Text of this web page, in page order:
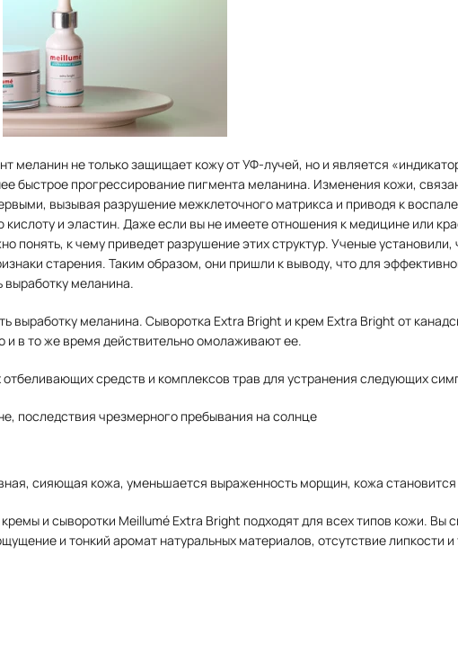
меланин не только защищает кожу от УФ-лучей, но и является
быстрое прогрессирование пигмента меланина. Изменения кожи,
вызывая разрушение межклеточного матрикса и приводя к
и эластин. Даже если вы не имеете отношения к медицине или
к чему приведет разрушение этих структур. Ученые установили,
старения. Таким образом, они пришли к выводу, что для
меланина.
выработку меланина. Сыворотка Extra Bright и крем Extra Bright от
и в то же время действительно омолаживают ее.
средств и комплексов трав для устранения следующих
последствия чрезмерного пребывания на солнце
сияющая кожа, уменьшается выраженность морщин, кожа становится
и сыворотки Meillumé Extra Bright подходят для всех типов кожи. Вы
и тонкий аромат натуральных материалов, отсутствие липкости и